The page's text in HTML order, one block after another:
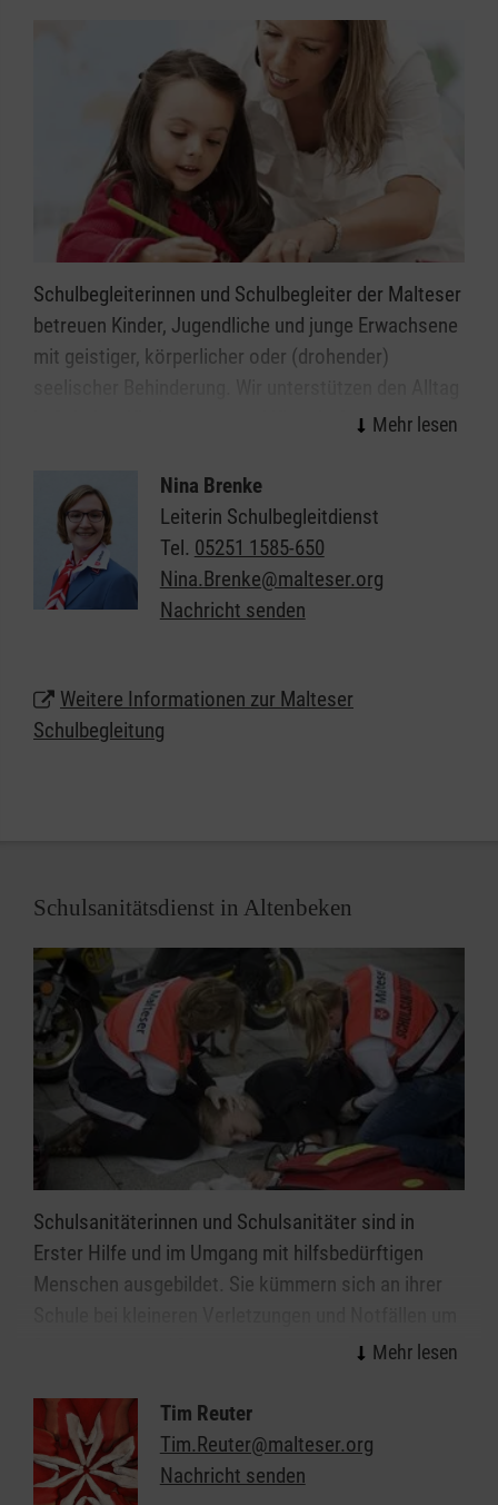
Schulbegleiterinnen und Schulbegleiter der Malteser
betreuen Kinder, Jugendliche und junge Erwachsene
mit geistiger, körperlicher oder (drohender)
in Schulen, Kindergärten und Kitas in Altenbeken,
möglichst selbstständig meistern können.
Diese Unterstützung geben wir ganz individuell, je
nachdem was die Kinder und Jugendlichen
brauchen, und im Einklang mit den Vorgaben der
Nina Brenke
Leiterin Schulbegleitdienst
Tel. 05251 1585-650
Nina.Brenke@malteser.org
Nachricht senden
Weitere Informationen zur Malteser
Schulbegleitung
Schulsanitätsdienst in Altenbeken
Schulsanitäterinnen und Schulsanitäter sind in
Erster Hilfe und im Umgang mit hilfsbedürftigen
Menschen ausgebildet. Sie kümmern sich an ihrer
gestellten Räume, Geräte und Materialien. Der
Schulsanitätsdienst in Altenbeken unterstützt so
die Schulleitung in ihrer Verantwortung für die
Tim Reuter
Tim.Reuter@malteser.org
Nachricht senden